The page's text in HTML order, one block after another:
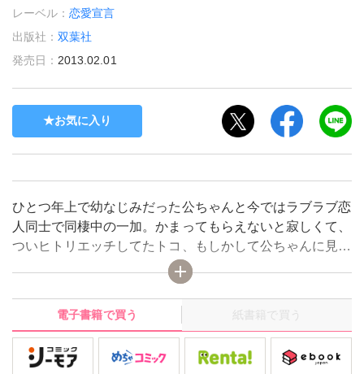
レーベル：恋愛宣言
出版社：双葉社
発売日： 2013.02.01
お気に入り
ひとつ年上で幼なじみだった公ちゃんと今ではラブラブ恋
人同士で同棲中の一加。かまってもらえないと寂しくて、
ついヒトリエッチしてたトコ、もしかして公ちゃんに見ら
れちゃった…！？ えっちな子って嫌われたらどうしよう
～っ！ 一加＆公ちゃんの激甘Ｈ満載、キュートなラブス
電子書籍で買う 紙書籍で買う